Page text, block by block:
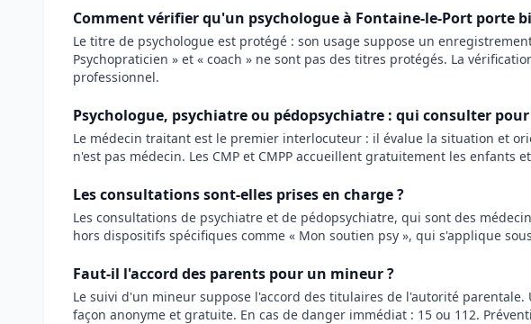
Comment vérifier qu'un psychologue à Fontaine-le-Port porte
Le titre de psychologue est protégé : son usage suppose un
Psychopraticien » et « coach » ne sont pas des titres protégés. La
professionnel.
Psychologue, psychiatre ou pédopsychiatre : qui consulter
Le médecin traitant est le premier interlocuteur : il évalue la situation et
n'est pas médecin. Les CMP et CMPP accueillent gratuitement les enfants
Les consultations sont-elles prises en charge ?
Les consultations de psychiatre et de pédopsychiatre, qui sont des
hors dispositifs spécifiques comme « Mon soutien psy », qui s'applique
Faut-il l'accord des parents pour un mineur ?
Le suivi d'un mineur suppose l'accord des titulaires de l'autorité
façon anonyme et gratuite. En cas de danger immédiat : 15 ou 112.